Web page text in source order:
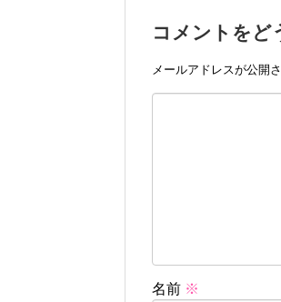
コメントをど
メールアドレスが公開
名前 ※